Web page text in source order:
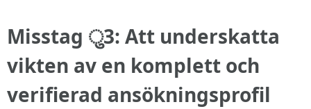
Misstag ु3: Att underskatta
vikten av en komplett och
verifierad ansökningsprofil